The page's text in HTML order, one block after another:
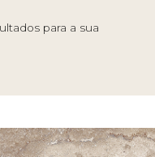
para a sua